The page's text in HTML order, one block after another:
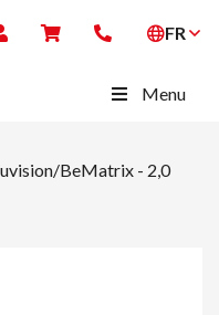
FR
Menu
BeMatrix - 2,0